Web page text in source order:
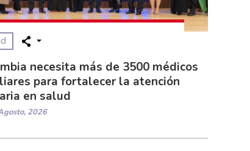
necesita más de 3500 médicos
para fortalecer la atención
en salud
2026